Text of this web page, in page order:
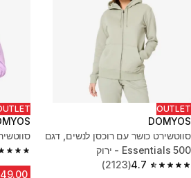
OUTLET
DOMYOS
סווטשירט כושר עם רוכסן לנשים, דגם
500 Essentials - ירוק
4.7
4.7 out of 5 stars from 2123 reviews
(2123)
4.8 out of 5 stars from 340 reviews